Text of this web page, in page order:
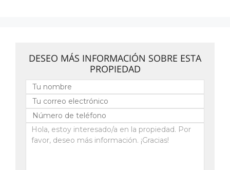
DESEO MÁS INFORMACIÓN SOBRE ESTA
PROPIEDAD